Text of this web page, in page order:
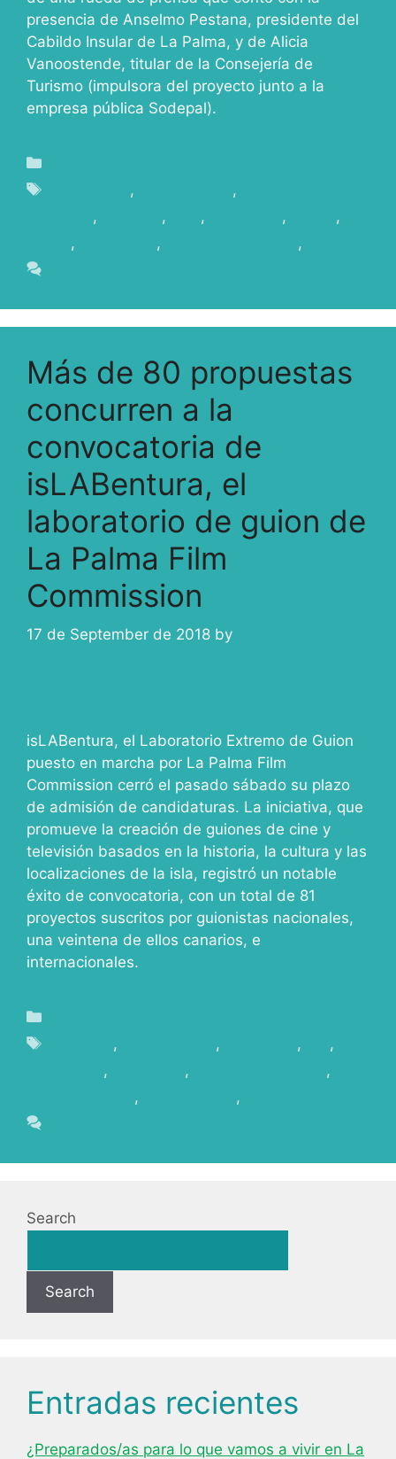
presencia de Anselmo Pestana, presidente del
Cabildo Insular de La Palma, y de Alicia
Vanoostende, titular de la Consejería de
Turismo (impulsora del proyecto junto a la
empresa pública Sodepal).
, ,
, , , , ,
, , ,
Más de 80 propuestas
concurren a la
convocatoria de
isLABentura, el
laboratorio de guion de
La Palma Film
Commission
17 de September de 2018 by
isLABentura, el Laboratorio Extremo de Guion
puesto en marcha por La Palma Film
Commission cerró el pasado sábado su plazo
de admisión de candidaturas. La iniciativa, que
promueve la creación de guiones de cine y
televisión basados en la historia, la cultura y las
localizaciones de la isla, registró un notable
éxito de convocatoria, con un total de 81
proyectos suscritos por guionistas nacionales,
una veintena de ellos canarios, e
internacionales.
, , ,
,
, ,
,
, ,
Search
Search
Entradas recientes
¿Preparados/as para lo que vamos a vivir en La